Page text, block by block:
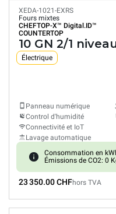
XEDA-1021-EXRS
Fours mixtes
CHEFTOP-X™ Digital.ID™
COUNTERTOP
10 GN 2/1
Électrique
Panneau numérique
Control d'humidité
Connectivité et IoT
Lavage automatique
Consommation en
Émissions de CO2: 0
23 350.00 CHFhors TVA